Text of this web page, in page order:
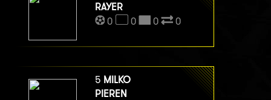
RAYER
0
0 0 0
5 MILKO
PIEREN